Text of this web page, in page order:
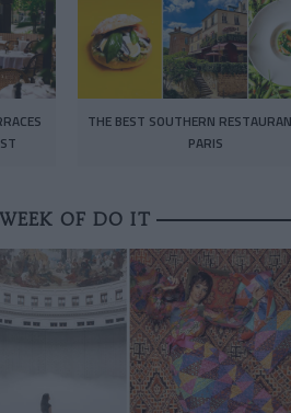
THE BEST SOUTHERN
PARIS
OF DO IT